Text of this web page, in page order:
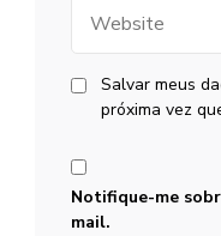
Salvar meus
próxima vez
Notifique-me
mail.